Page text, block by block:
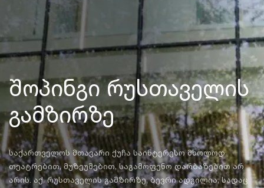
შოპინგი რუსთაველის
გამზირზე
საქართველოს მთავარი ქუჩა საინტერესო მხოლოდ
თეატრებით, მუზეუმებით, საგამოფენო დარბაზებით არ
არის. აქ, რუსთაველის გამზირზე, ბევრი ადგილია, სადაც